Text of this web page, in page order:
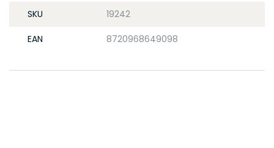
SKU 19242
EAN 8720968649098